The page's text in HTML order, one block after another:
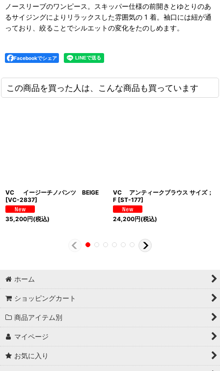
ノースリーブのワンピース。スキッパー仕様の前開きとゆとりのあ
るサイジングによりリラックスした雰囲気の 1 着。袖口には紐が通
っており、絞ることでシルエットの変化をたのしめます。
Facebookでシェア
この商品を買った人は、こんな商品も買っています
VC イージーチノパンツ BEIGE
[VC-2837]
35,200円(税込)
VC アンティークブラウス サイズ；
F [ST-177]
24,200円(税込)
ホーム
ショッピングカート
商品アイテム別
マイページ
お気に入り